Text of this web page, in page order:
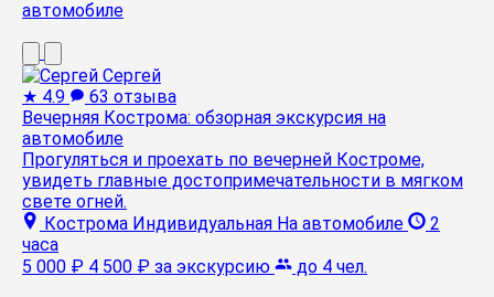
Сергей
★ 4.9
63 отзыва
Вечерняя Кострома: обзорная экскурсия на
автомобиле
Прогуляться и проехать по вечерней Костроме,
увидеть главные достопримечательности в мягком
свете огней.
Кострома Индивидуальная На автомобиле
2
часа
5 000 ₽ 4 500 ₽ за экскурсию до 4 чел.